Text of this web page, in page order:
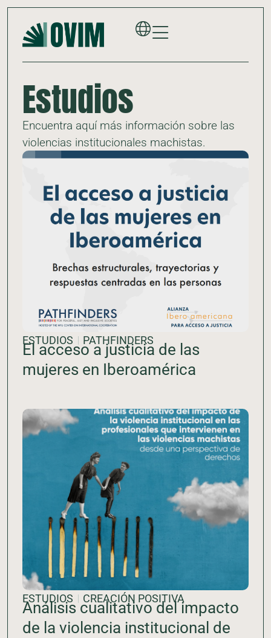
Estudios
Encuentra aquí más información sobre las
violencias institucionales machistas.
ESTUDIOS PATHFINDERS
El acceso a justicia de las
mujeres en Iberoamérica
ESTUDIOS CREACIÓN POSITIVA
Análisis cualitativo del impacto
de la violencia institucional de